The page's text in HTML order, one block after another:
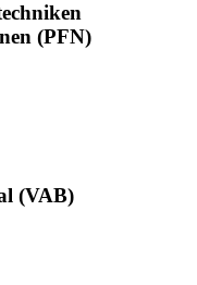
(PFN)
(VAB)